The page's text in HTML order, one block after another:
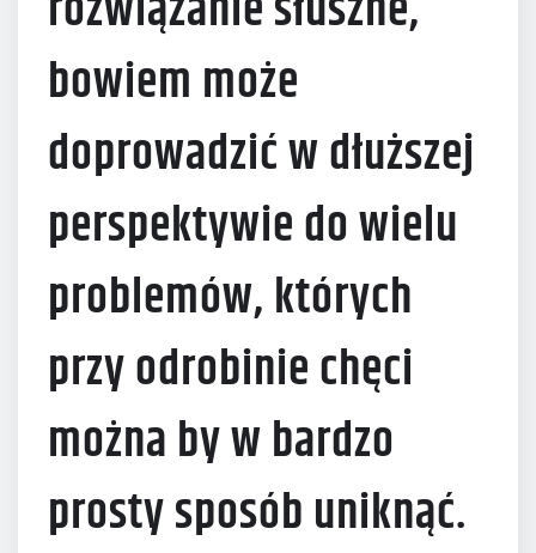
bowiem może
doprowadzić w dłuższej
perspektywie do wielu
problemów, których
przy odrobinie chęci
można by w bardzo
prosty sposób uniknąć.